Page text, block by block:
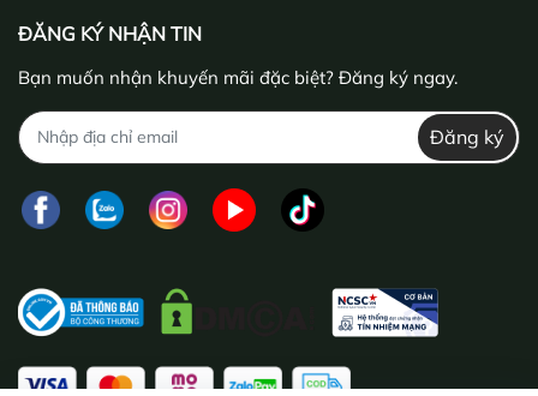
ĐĂNG KÝ NHẬN TIN
Bạn muốn nhận khuyến mãi đặc biệt? Đăng ký ngay.
Đăng ký